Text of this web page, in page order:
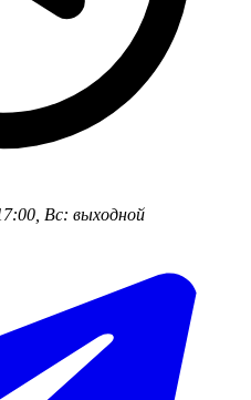
Bc: выходной